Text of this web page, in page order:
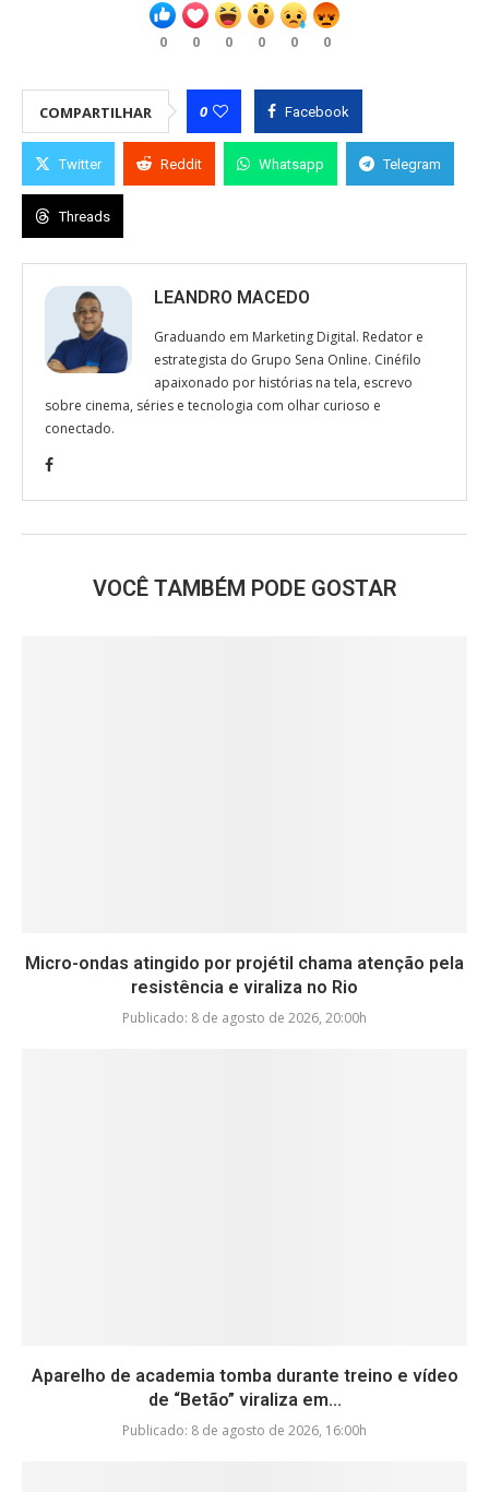
0 0 0 0 0 0
COMPARTILHAR 0 Facebook
Twitter Reddit Whatsapp Telegram
Threads
LEANDRO MACEDO
Graduando em Marketing Digital. Redator e
estrategista do Grupo Sena Online. Cinéfilo
apaixonado por histórias na tela, escrevo
sobre cinema, séries e tecnologia com olhar curioso e
conectado.
VOCÊ TAMBÉM PODE GOSTAR
Micro-ondas atingido por projétil chama atenção pela
resistência e viraliza no Rio
Publicado: 8 de agosto de 2026, 20:00h
Aparelho de academia tomba durante treino e vídeo
de “Betão” viraliza em...
Publicado: 8 de agosto de 2026, 16:00h